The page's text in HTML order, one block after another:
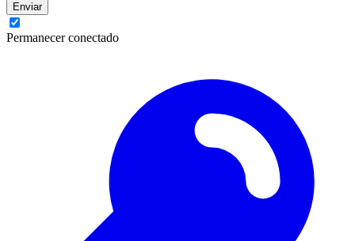
Enviar
Permanecer conectado